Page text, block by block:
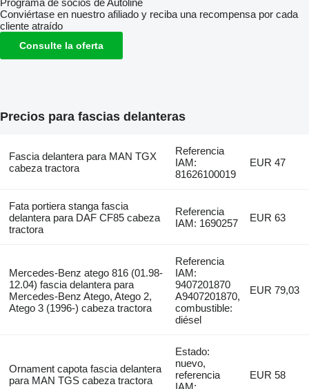
Conviértase en nuestro afiliado y reciba una recompensa por cada
cliente atraído
Consulte la oferta
Precios para fascias delanteras
Fascia delantera para MAN TGX
cabeza tractora
Referencia
IAM:
81626100019
EUR 47
Fata portiera stanga fascia
delantera para DAF CF85 cabeza
tractora
Referencia
IAM: 1690257
EUR 63
Mercedes-Benz atego 816 (01.98-
12.04) fascia delantera para
Mercedes-Benz Atego, Atego 2,
Atego 3 (1996-) cabeza tractora
Referencia
IAM:
9407201870
A9407201870,
combustible:
diésel
EUR 79,03
Ornament capota fascia delantera
para MAN TGS cabeza tractora
Estado:
nuevo,
referencia
IAM:
EUR 58